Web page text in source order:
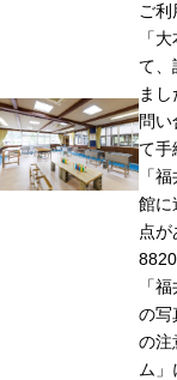
ご
「
て、
ま
問
て手
「
館に
点
「
の写
の注
ム